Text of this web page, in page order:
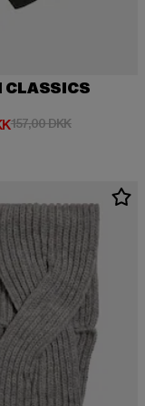
CLASSICS
pris: 86,35 DKK
157,00 DKK